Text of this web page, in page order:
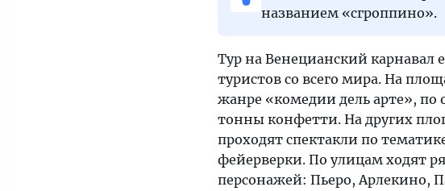
названием «сгроппино».
Тур на Венецианский
туристов со всего мира. На
жанре «комедии дель арте»,
тонны конфетти. На других
проходят спектакли по
фейерверки. По улицам ходят
персонажей: Пьеро,